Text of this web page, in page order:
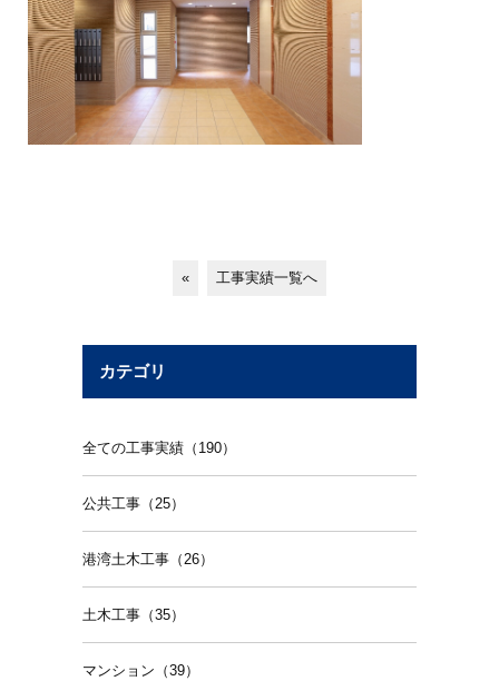
« 工事実績一覧へ
カテゴリ
全ての工事実績（190）
公共工事（25）
港湾土木工事（26）
土木工事（35）
マンション（39）